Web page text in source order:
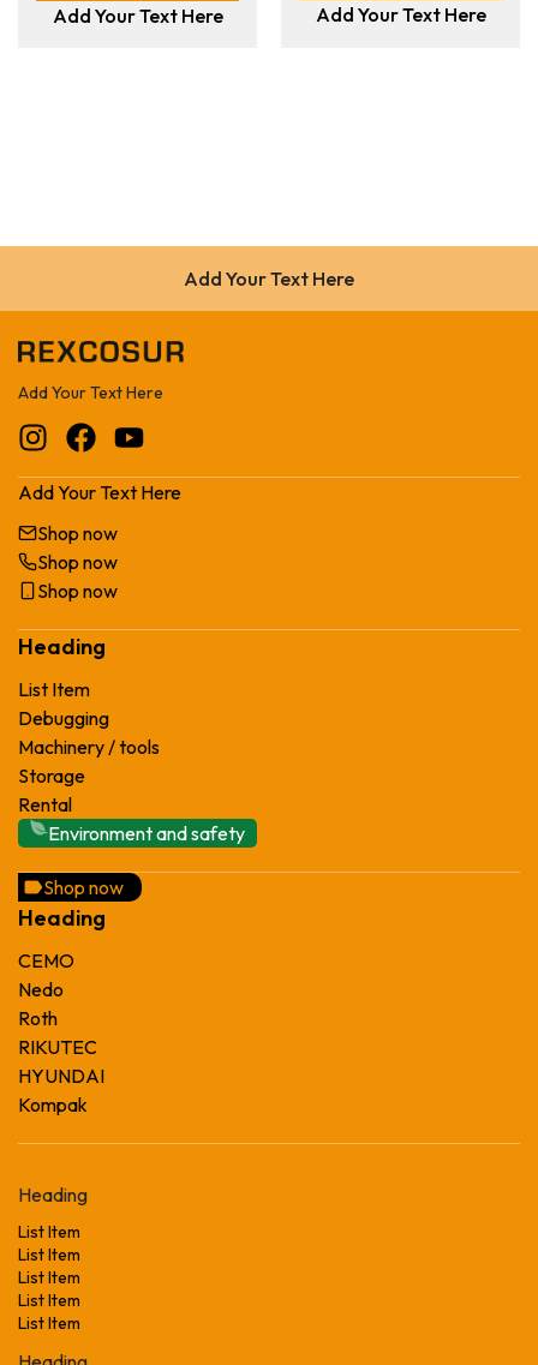
Add Your Text Here Add Your Text Here
Add Your Text Here
Add Your Text Here
Add Your Text Here
Shop now
Shop now
Shop now
Heading
List Item
Debugging
Machinery / tools
Storage
Rental
Environment and safety
Shop now
Heading
CEMO
Nedo
Roth
RIKUTEC
HYUNDAI
Kompak
Heading
List Item
List Item
List Item
List Item
List Item